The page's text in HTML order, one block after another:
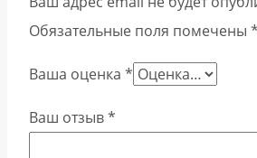
Обязательные поля помечены *
Ваша оценка *
Ваш отзыв*